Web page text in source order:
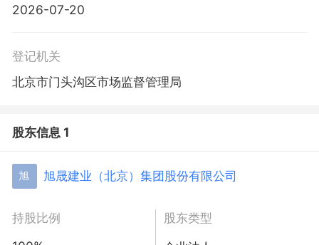
2026-07-20
登记机关
北京市门头沟区市场监督管理局
股东信息 1
旭 旭晟建业（北京）集团股份有限公司
持股比例
股东类型